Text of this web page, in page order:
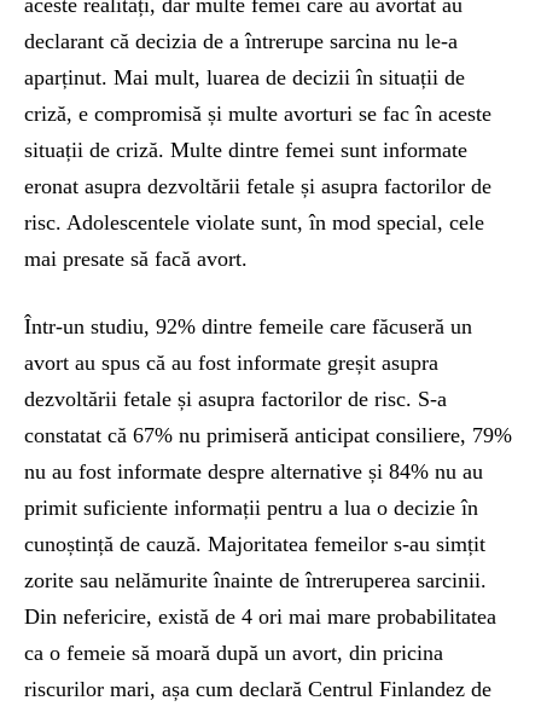
aceste realități, dar multe femei care au avortat au
declarant că decizia de a întrerupe sarcina nu le-a
aparținut. Mai mult, luarea de decizii în situații de
criză, e compromisă și multe avorturi se fac în aceste
situații de criză. Multe dintre femei sunt informate
eronat asupra dezvoltării fetale și asupra factorilor de
risc. Adolescentele violate sunt, în mod special, cele
mai presate să facă avort.
Într-un studiu, 92% dintre femeile care făcuseră un
avort au spus că au fost informate greșit asupra
dezvoltării fetale și asupra factorilor de risc. S-a
constatat că 67% nu primiseră anticipat consiliere, 79%
nu au fost informate despre alternative și 84% nu au
primit suficiente informații pentru a lua o decizie în
cunoștință de cauză. Majoritatea femeilor s-au simțit
zorite sau nelămurite înainte de întreruperea sarcinii.
Din nefericire, există de 4 ori mai mare probabilitatea
ca o femeie să moară după un avort, din pricina
riscurilor mari, așa cum declară Centrul Finlandez de